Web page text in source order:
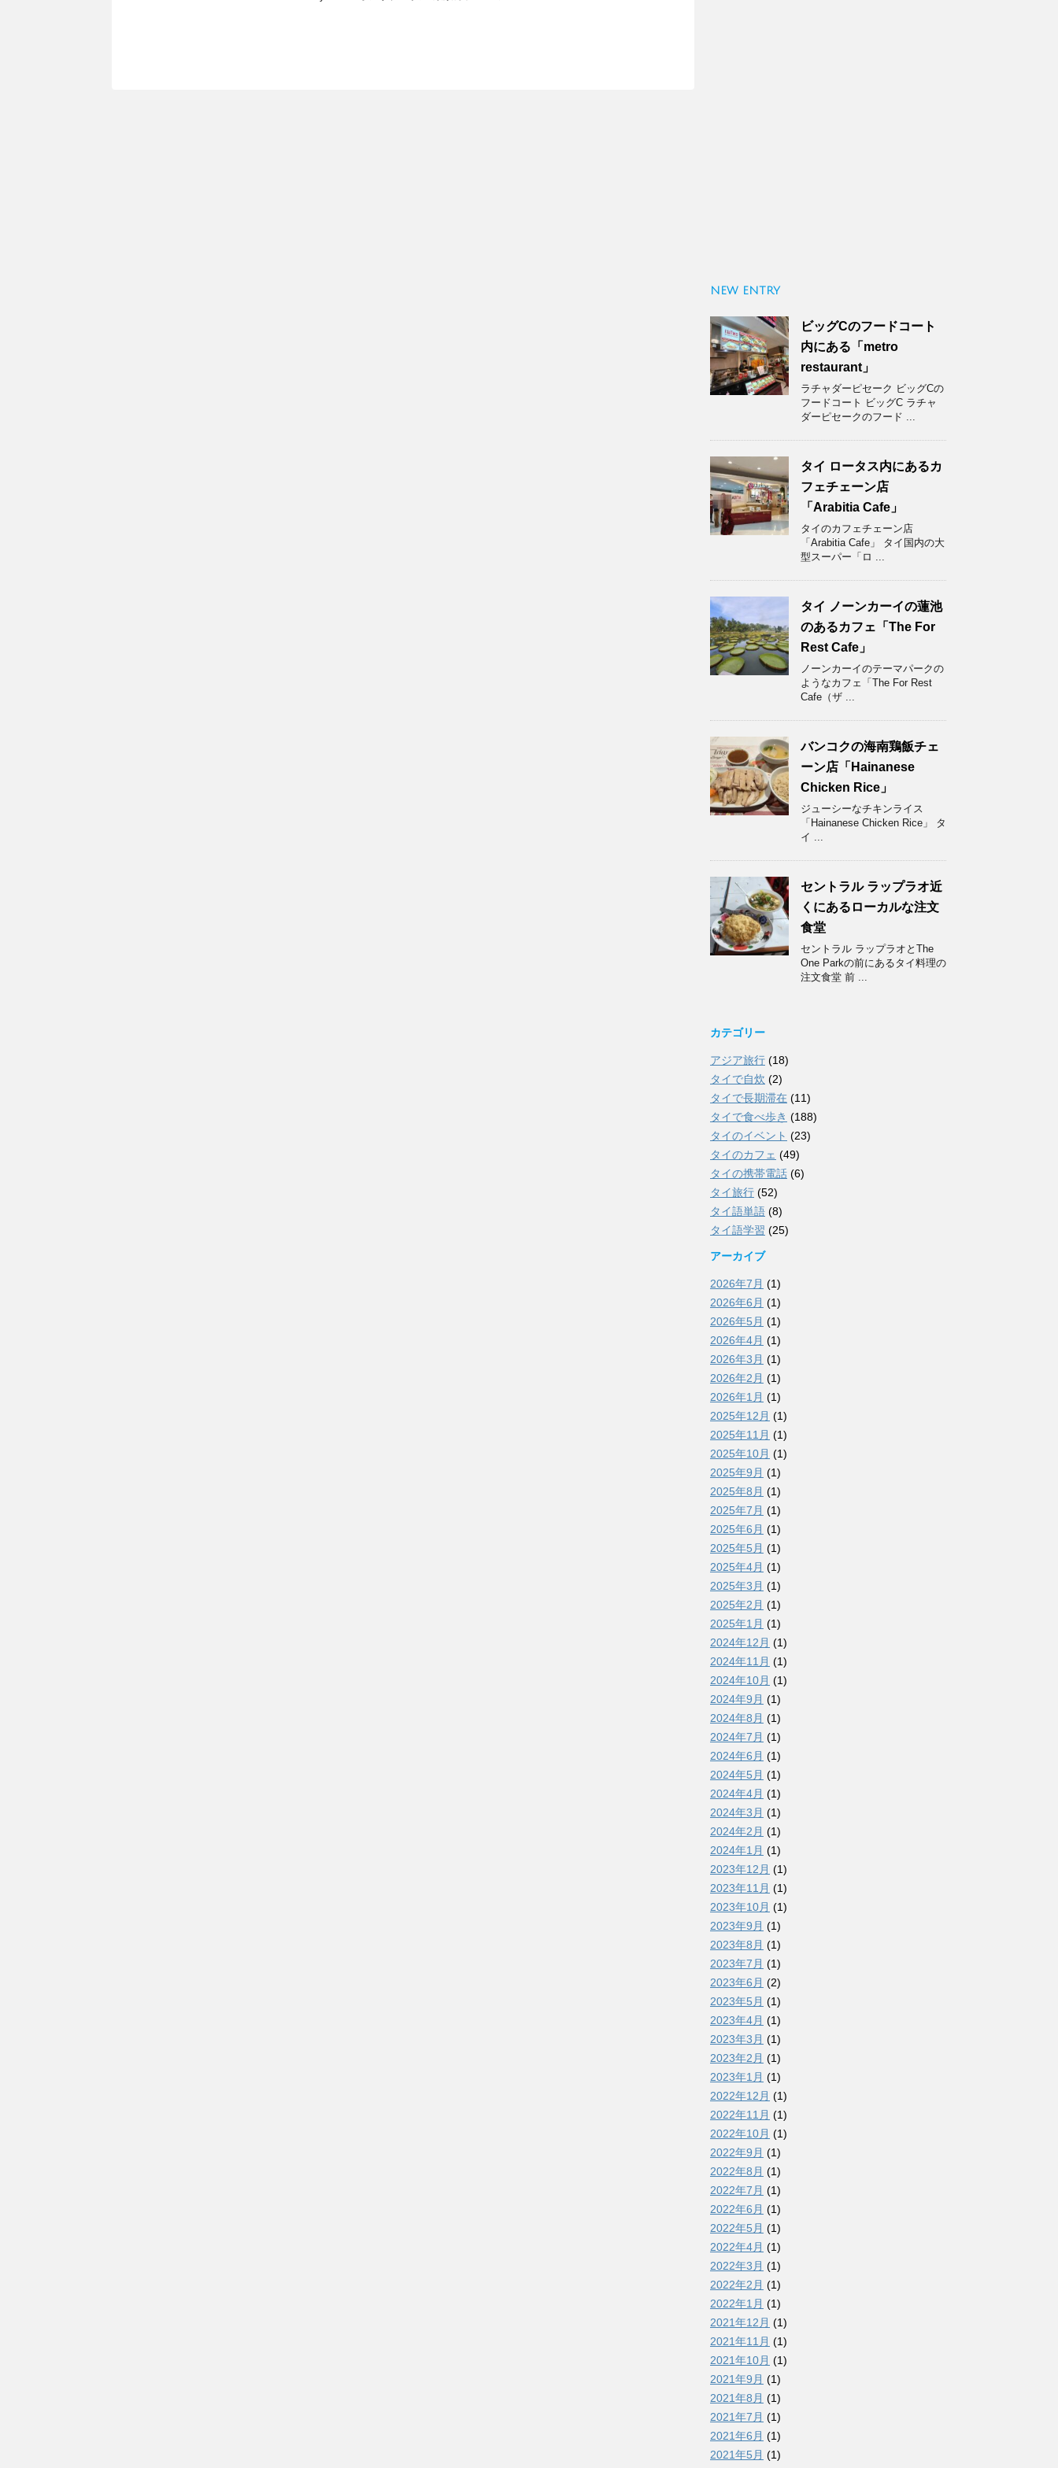
NEW ENTRY
ビッグCのフードコート
内にある「metro
restaurant」
ラチャダーピセーク ビッグCの
フードコート ビッグC ラチャ
ダーピセークのフード ...
タイ ロータス内にあるカ
フェチェーン店
「Arabitia Cafe」
タイのカフェチェーン店
「Arabitia Cafe」 タイ国内の大
型スーパー「ロ ...
タイ ノーンカーイの蓮池
のあるカフェ「The For
Rest Cafe」
ノーンカーイのテーマパークの
ようなカフェ「The For Rest
Cafe（ザ ...
バンコクの海南鶏飯チェ
ーン店「Hainanese
Chicken Rice」
ジューシーなチキンライス
「Hainanese Chicken Rice」 タ
イ ...
セントラル ラップラオ近
くにあるローカルな注文
食堂
セントラル ラップラオとThe
One Parkの前にあるタイ料理の
注文食堂 前 ...
カテゴリー
アジア旅行 (18)
タイで自炊 (2)
タイで長期滞在 (11)
タイで食べ歩き (188)
タイのイベント (23)
タイのカフェ (49)
タイの携帯電話 (6)
タイ旅行 (52)
タイ語単語 (8)
タイ語学習 (25)
アーカイブ
2026年7月 (1)
2026年6月 (1)
2026年5月 (1)
2026年4月 (1)
2026年3月 (1)
2026年2月 (1)
2026年1月 (1)
2025年12月 (1)
2025年11月 (1)
2025年10月 (1)
2025年9月 (1)
2025年8月 (1)
2025年7月 (1)
2025年6月 (1)
2025年5月 (1)
2025年4月 (1)
2025年3月 (1)
2025年2月 (1)
2025年1月 (1)
2024年12月 (1)
2024年11月 (1)
2024年10月 (1)
2024年9月 (1)
2024年8月 (1)
2024年7月 (1)
2024年6月 (1)
2024年5月 (1)
2024年4月 (1)
2024年3月 (1)
2024年2月 (1)
2024年1月 (1)
2023年12月 (1)
2023年11月 (1)
2023年10月 (1)
2023年9月 (1)
2023年8月 (1)
2023年7月 (1)
2023年6月 (2)
2023年5月 (1)
2023年4月 (1)
2023年3月 (1)
2023年2月 (1)
2023年1月 (1)
2022年12月 (1)
2022年11月 (1)
2022年10月 (1)
2022年9月 (1)
2022年8月 (1)
2022年7月 (1)
2022年6月 (1)
2022年5月 (1)
2022年4月 (1)
2022年3月 (1)
2022年2月 (1)
2022年1月 (1)
2021年12月 (1)
2021年11月 (1)
2021年10月 (1)
2021年9月 (1)
2021年8月 (1)
2021年7月 (1)
2021年6月 (1)
2021年5月 (1)